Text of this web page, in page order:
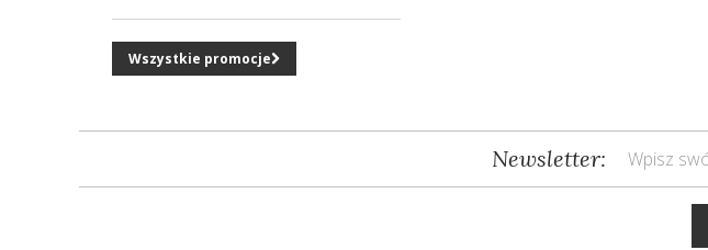
Wszystkie promocje
Newsletter: